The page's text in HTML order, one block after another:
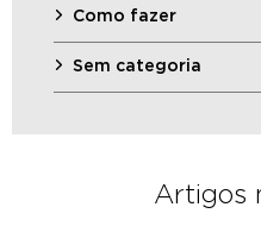
Como fazer
Sem categoria
Artigos